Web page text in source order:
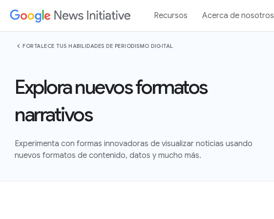
Recursos Acerca de nosotros
chevron_left FORTALECE TUS HABILIDADES DE PERIODISMO DIGITAL
Explora nuevos formatos
narrativos
Experimenta con formas innovadoras de visualizar noticias usando
nuevos formatos de contenido, datos y mucho más.